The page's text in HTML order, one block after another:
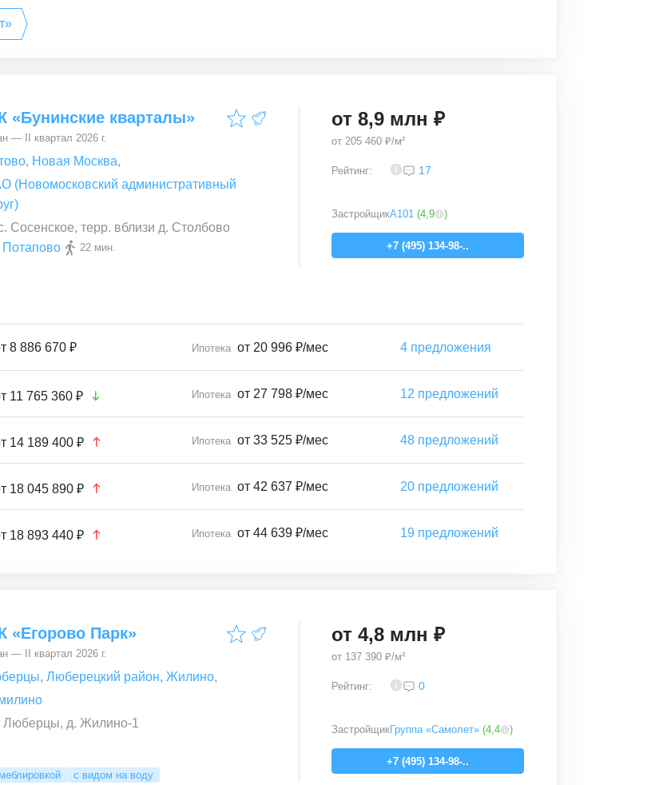
«Бунинские кварталы»
— II квартал 2026 г.
, Новая Москва,
(Новомосковский административный
Сосенское, терр. вблизи д. Столбово
Потапово
22 мин.
от 8,9 млн ₽
от 205 460 ₽/м²
Рейтинг: 17
ЗастройщикА101 (4,9 )
+7 (495) 134-98-..
8 886 670 ₽ Ипотека от 20 996 ₽/мес 4 предложения
11 765 360 ₽ Ипотека от 27 798 ₽/мес 12 предложений
14 189 400 ₽ Ипотека от 33 525 ₽/мес 48 предложений
18 045 890 ₽ Ипотека от 42 637 ₽/мес 20 предложений
18 893 440 ₽ Ипотека от 44 639 ₽/мес 19 предложений
«Егорово Парк»
— II квартал 2026 г.
, Люберецкий район, Жилино,
Люберцы, д. Жилино-1
с видом на воду
от 4,8 млн ₽
от 137 390 ₽/м²
Рейтинг: 0
ЗастройщикГруппа «Самолет» (4,4 )
+7 (495) 134-98-..